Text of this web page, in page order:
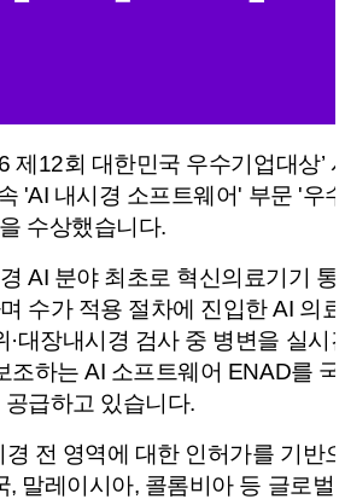
제12회 대한민국 우수기업대상’
'AI 내시경 소프트웨어' 부문 '우
수상했습니다.
AI 분야 최초로 혁신의료기기 통
수가 적용 절차에 진입한 AI 의료
·대장내시경 검사 중 병변을 실시
조하는AI 소프트웨어 ENAD를 국
급하고 있습니다.
경 전 영역에 대한 인허가를 기반
, 말레이시아, 콜롬비아 등 글로벌